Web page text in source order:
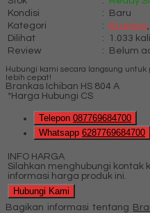
Kondisi
:
Baru
Kategori
: Brankas
Dilihat
:
1.033 kali
Review
: Belum
Hubungi kami secara langsung untuk
lebih cepat!
Brankas Ichiban HS 804 A
*Harga Hubungi CS
Telepon 087769684700
Whatsapp 6287769684700
INFO HARGA
Silahkan menghubungi kontak
informasi harga produk ini.
Hubungi Kami
Bagikan informasi tentang